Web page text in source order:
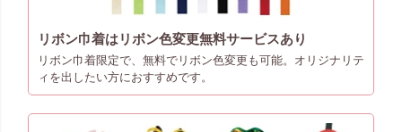
リボン巾着はリボン色変更無料サービスあり
リボン巾着限定で、無料でリボン色変更も可能。オリジナリテ
ィを出したい方におすすめです。